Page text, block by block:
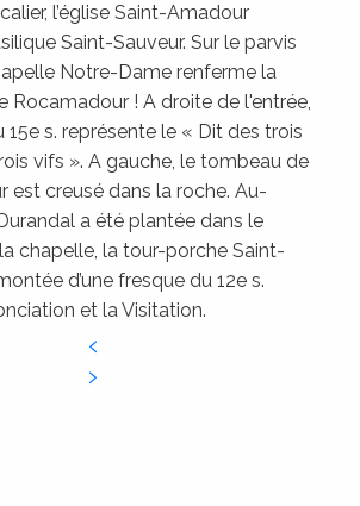
l’église Saint-Amadour
Saint-Sauveur. Sur le parvis
Notre-Dame renferme la
Rocamadour ! A droite de l'entrée,
15e s. représente le « Dit des trois
vifs ». A gauche, le tombeau de
est creusé dans la roche. Au-
a été plantée dans le
chapelle, la tour-porche Saint-
d’une fresque du 12e s.
et la Visitation.